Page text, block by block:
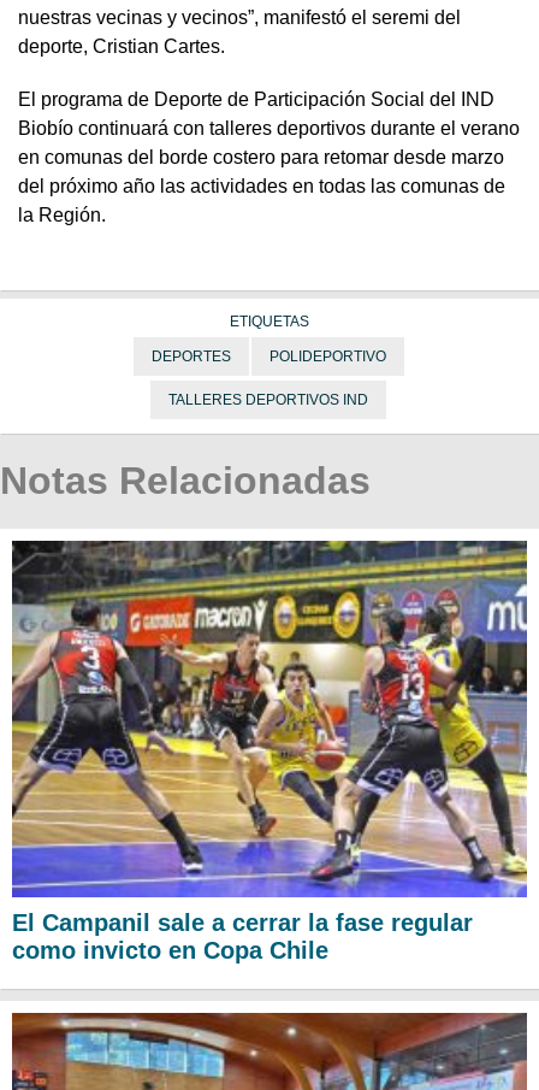
nuestras vecinas y vecinos”, manifestó el seremi del
deporte, Cristian Cartes.
El programa de Deporte de Participación Social del IND
Biobío continuará con talleres deportivos durante el verano
en comunas del borde costero para retomar desde marzo
del próximo año las actividades en todas las comunas de
la Región.
ETIQUETAS
DEPORTES POLIDEPORTIVO
TALLERES DEPORTIVOS IND
Notas Relacionadas
El Campanil sale a cerrar la fase regular
como invicto en Copa Chile